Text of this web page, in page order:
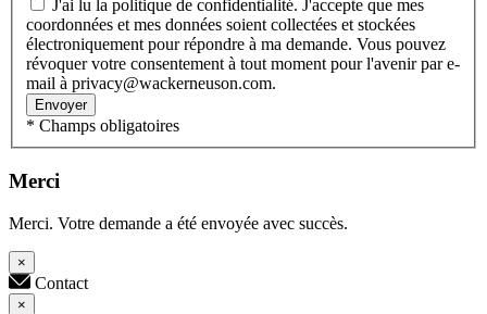
coordonnées et mes données soient collectées et stockées
électroniquement pour répondre à ma demande. Vous pouvez
révoquer votre consentement à tout moment pour l'avenir par e-
mail à privacy@wackerneuson.com.
Envoyer
* Champs obligatoires
Merci
Merci. Votre demande a été envoyée avec succès.
×
Contact
×